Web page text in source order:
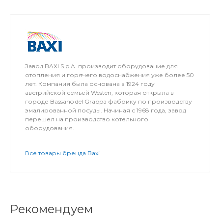
Завод BAXI S.p.A. производит оборудование для
отопления и горячего водоснабжения уже более 50
лет. Компания была основана в 1924 году
австрийской семьей Westen, которая открыла в
городе Bassano del Grappa фабрику по производству
эмалированной посуды. Начиная с 1968 года, завод
перешел на производство котельного
оборудования.
Все товары бренда Baxi
Рекомендуем